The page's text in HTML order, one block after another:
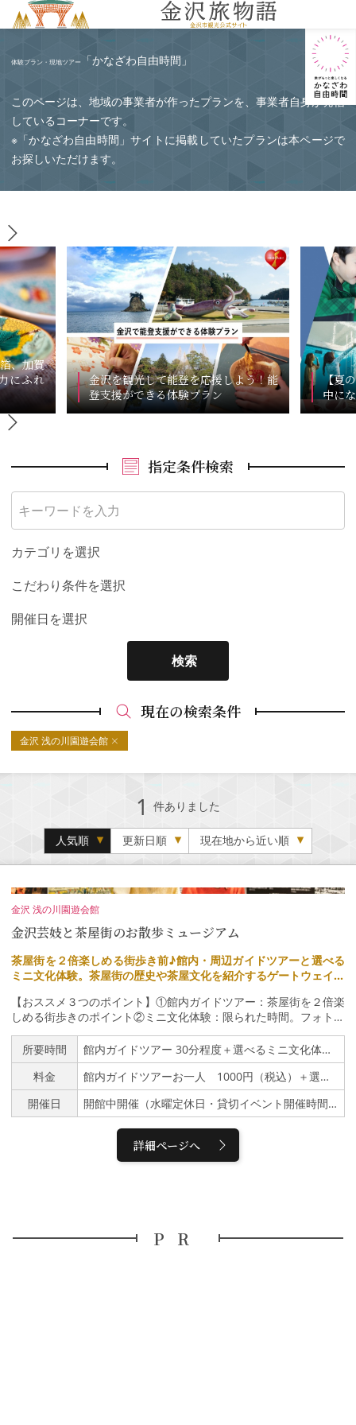
体験プラン・現地ツアー 「かなざわ自由時間」
このページは、地域の事業者が作ったプランを、事業者自身が発信
しているコーナーです。
※「かなざわ自由時間」サイトに掲載していたプランは本ページで
お探しいただけます。
、加賀
にふれ
金沢を観光して能登を応援しよう！能
登支援ができる体験プラン
【夏
中に
指定条件検索
カテゴリを選択
こだわり条件を選択
開催日を選択
検索
現在の検索条件
金沢 浅の川園遊会館
1 件ありました
人気順 更新日順 現在地から近い順
金沢芸妓と茶屋街のお散歩ミュージアム
金沢 浅の川園遊会館
茶屋街を２倍楽しめる街歩き前♪館内・周辺ガイドツアーと選べる
ミニ文化体験。茶屋街の歴史や茶屋文化を紹介するゲートウェイ施
【おススメ３つのポイント】①館内ガイドツアー：茶屋街を２倍楽
しめる街歩きのポイント②ミニ文化体験：限られた時間。フォトス
ポットとしても③満喫！文化体験：綺麗な館内でゆっくり日本文化
を楽しめるこの度、金沢 浅の川園遊会館は、「文化観光推進法」
に基づく文化観光拠点施設の認定をいただきました。楽しんでくだ
さる皆様へ感謝を込めて、見どころいっぱいの金沢 浅野川界隈を2
倍楽しむ館内ガイドツアーを開催。★秋は常設開催（11:30～12:0
0）館内ガイドツアー10・11月毎日1回開催。 （イベント貸館の場
街歩きの前にお訪ね下さい。事前予約していただければ、団体での
体験も可能です！ ぜひご相談ください。◆館内ガイドツアー：要
川県の観光/旅行サイト「ほっと石川旅ねっと」 ◆開館：10:00～1
所要時間
館内ガイドツアー 30分程度＋選べるミニ文化体験 15分～30分程度
料金
館内ガイドツアーお一人 1000円（税込）＋選べるミニ文化体験①うちわ・扇子つくり （ミニ）600・1,000円（税込）/1枚②畳コースターつくり 1,000円（税込）/1枚③思い出絵はがきつくり 300円（税込）/1枚④ミニ香袋つくり 1,500円（税込）/1個⑤ミニだるま絵付け 1,500円（税込）/1個
開催日
開館中開催（水曜定休日・貸切イベント開催時間 以外）
詳細ページへ
PR